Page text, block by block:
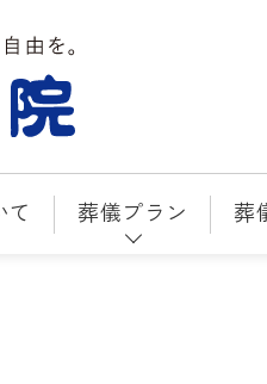
に、選べる自由を。玉泉院
て 葬儀プラン 葬